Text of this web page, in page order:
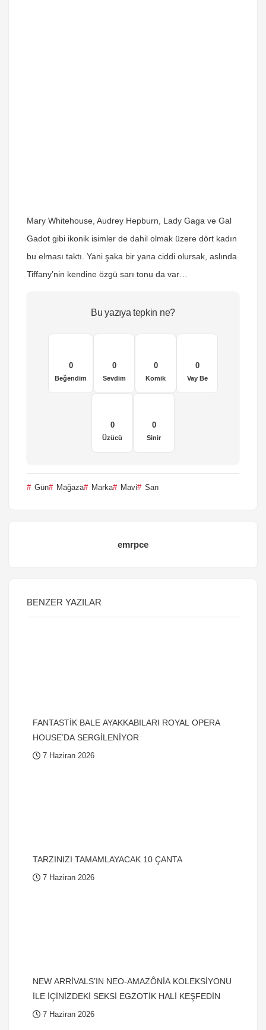
Mary Whitehouse, Audrey Hepburn, Lady Gaga ve Gal
Gadot gibi ikonik isimler de dahil olmak üzere dört kadın
bu elması taktı. Yani şaka bir yana ciddi olursak, aslında
Tiffany’nin kendine özgü sarı tonu da var…
Bu yazıya tepkin ne?
0
Beğendim
0
Sevdim
0
Komik
0
Vay Be
0
Üzücü
0
Sinir
Gün Mağaza Marka Mavi Sarı
emrpce
BENZER YAZILAR
FANTASTİK BALE AYAKKABILARI ROYAL OPERA
HOUSE’DA SERGİLENİYOR
7 Haziran 2026
TARZINIZI TAMAMLAYACAK 10 ÇANTA
7 Haziran 2026
NEW ARRİVALS’IN NEO-AMAZÔNİA KOLEKSİYONU
İLE İÇİNİZDEKİ SEKSİ EGZOTİK HALİ KEŞFEDİN
7 Haziran 2026